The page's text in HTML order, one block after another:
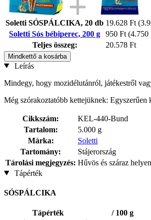
Soletti SÓSPÁLCIKA, 20 db 19.628 Ft
Soletti Sós bébiperec, 200 g
950 Ft (4.750
Teljes összeg:
20.578 Ft
Mindkettő a kosárba
Leírás
Mindegy, hogy mozidélutánról, játékestről
Még szórakoztatóbb kettejüknek:
Cikkszám:
KEL-440-Bund
Tartalom:
5.000 g
Márka:
Soletti
Tartomány:
Stájerország
Tárolási megjegyzés: Hűvös és száraz
Tápérték
SÓSPÁLCIKA
Tápérték
/ 100 g